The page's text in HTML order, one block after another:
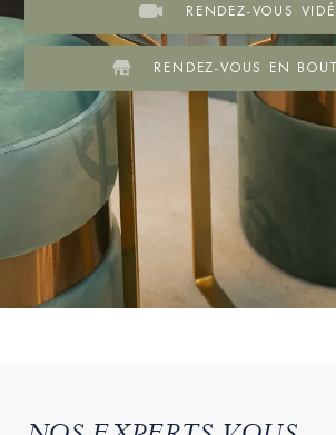
RENDEZ-VOUS
RENDEZ-VOUS EN